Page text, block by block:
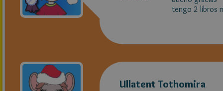
tengo 2 libros
Ullatent Tothomira